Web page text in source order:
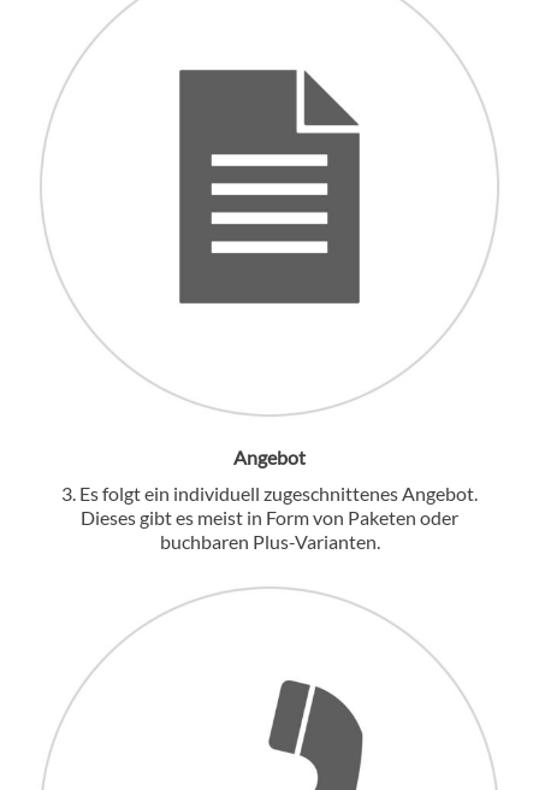
Angebot
3. Es folgt ein individuell zugeschnittenes Angebot.
Dieses gibt es meist in Form von Paketen oder
buchbaren Plus-Varianten.